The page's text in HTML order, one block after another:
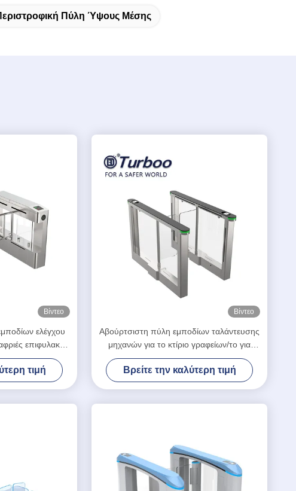
Πύλη Ύψους Μέσης
Βίντεο
ελέγχου
επιφυλακές
τιμή
Βίντεο
Αβούρτσιστη πύλη εμποδίων ταλάντευσης
μηχανών για το κτίριο γραφείων/το για
τους πεζούς εμπόδιο 600900mm
ταλάντευσης
Βρείτε την καλύτερη τιμή